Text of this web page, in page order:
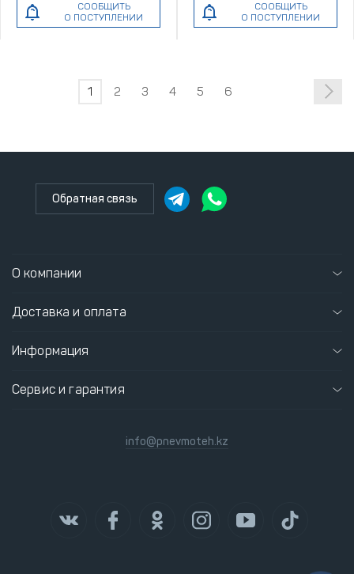
СООБЩИТЬ
О ПОСТУПЛЕНИИ
СООБЩИТЬ
О ПОСТУПЛЕНИИ
1 2 3 4 5 6
Обратная связь
О компании
Доставка и оплата
Информация
Сервис и гарантия
info@pnevmoteh.kz